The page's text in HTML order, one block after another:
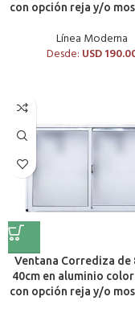
con opción reja y/o
Línea Moderna
Desde: USD
Ventana Corrediza de
40cm en aluminio
con opción reja y/o